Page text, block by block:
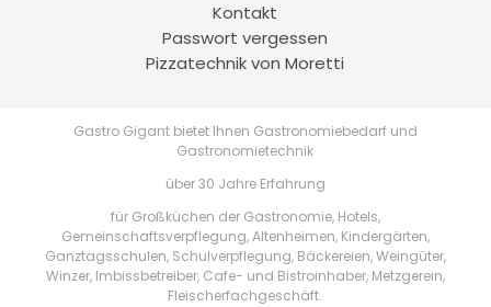
Kontakt
Passwort vergessen
Pizzatechnik von Moretti
Gastro Gigant bietet Ihnen Gastronomiebedarf und
Gastronomietechnik
über 30 Jahre Erfahrung
für Großküchen der Gastronomie, Hotels,
Gemeinschaftsverpflegung, Altenheimen, Kindergärten,
Ganztagsschulen, Schulverpflegung, Bäckereien, Weingüter,
Winzer, Imbissbetreiber, Cafe- und Bistroinhaber, Metzgerein,
Fleischerfachgeschäft.